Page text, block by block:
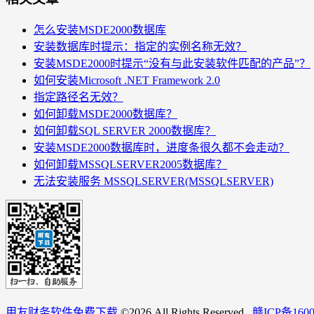
怎么安装MSDE2000数据库
安装数据库时提示：指定的实例名称无效？
安装MSDE2000时提示“没有与此安装软件匹配的产品”？
如何安装Microsoft .NET Framework 2.0
指定路径名无效？
如何卸载MSDE2000数据库？
如何卸载SQL SERVER 2000数据库？
安装MSDE2000数据库时，进度条很久都不会走动？
如何卸载MSSQLSERVER2005数据库？
无法安装服务 MSSQLSERVER(MSSQLSERVER)